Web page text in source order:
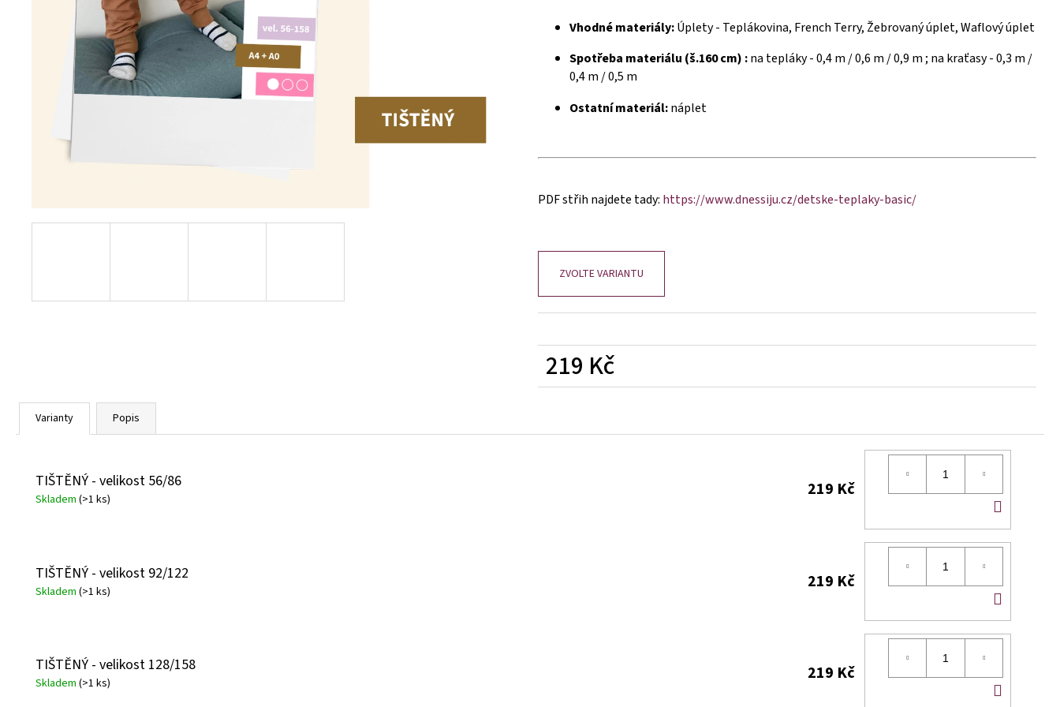
Vhodné materiály:Úplety - Teplákovina, French Terry, Žebrovaný úplet, Waflový úplet
Spotřeba materiálu (š.160 cm) :na tepláky - 0,4 m / 0,6 m / 0,9 m ; na kraťasy - 0,3 m /
0,4 m / 0,5 m
Ostatní materiál:náplet
PDF střih najdete tady: https://www.dnessiju.cz/detske-teplaky-basic/
ZVOLTE VARIANTU
219 Kč
Měrná
Varianty
Popis
TIŠTĚNÝ - velikost 56/86
Skladem (>1 ks) 219 Kč
TIŠTĚNÝ - velikost 92/122
Skladem (>1 ks) 219 Kč
TIŠTĚNÝ - velikost 128/158
Skladem (>1 ks) 219 Kč